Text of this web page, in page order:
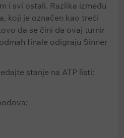
i svi ostali. Razlika između
koji je označen kao treći
da se čini da ovaj turnir
finale odigraju Sinner
stanje na ATP listi: